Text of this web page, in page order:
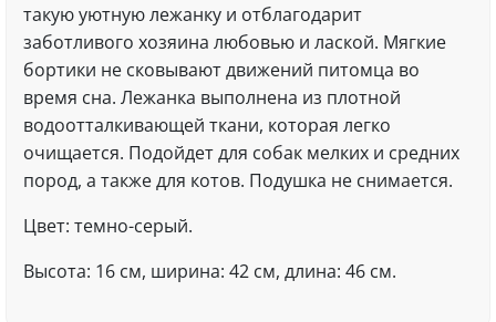
такую уютную лежанку и отблагодарит
заботливого хозяина любовью и лаской. Мягкие
бортики не сковывают движений питомца во
время сна. Лежанка выполнена из плотной
водоотталкивающей ткани, которая легко
очищается. Подойдет для собак мелких и средних
пород, а также для котов. Подушка не снимается.
Цвет: темно-серый.
Высота: 16 см, ширина: 42 см, длина: 46 см.